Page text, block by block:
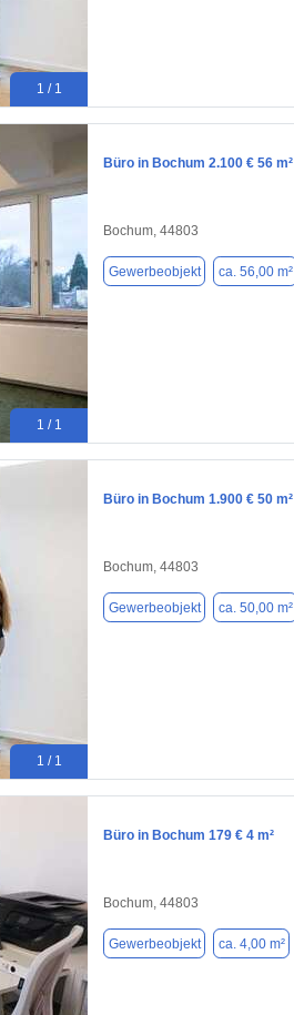
1 / 1
1 / 1
Büro in Bochum 2.100 € 56 m²
Bochum, 44803
Gewerbeobjekt ca. 56,00 m²
1 / 1
Büro in Bochum 1.900 € 50 m²
Bochum, 44803
Gewerbeobjekt ca. 50,00 m²
Büro in Bochum 179 € 4 m²
Bochum, 44803
Gewerbeobjekt ca. 4,00 m²